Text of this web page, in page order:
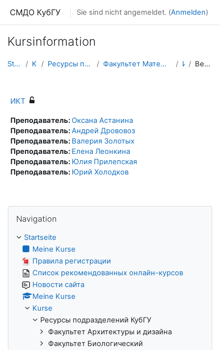
СМДО КубГУ Sie sind nicht angemeldet. (Anmelden)
Kursinformation
Startseite Kurse Ресурсы подразделений КубГУ Факультет Математики и компьютерных наук ИКТ Beschreibung
ИКТ
Преподаватель:Оксана Астанина
Преподаватель:Андрей Дрововоз
Преподаватель: Валерия Золотых
Преподаватель: Елена Леонкина
Преподаватель: Юлия Прилепская
Преподаватель: Юрий Холодков
Navigation
Startseite
Meine Kurse
Правила регистрации
Список рекомендованных онлайн-курсов
Новости сайта
Meine Kurse
Kurse
Ресурсы подразделений КубГУ
Факультет Архитектуры и дизайна
Факультет Биологический